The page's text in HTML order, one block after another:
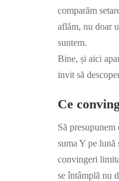
comparăm
aflăm, nu doar
suntem.
Bine, și aici
invit să
Ce
Să
suma Y pe lună
convingeri
se întâmplă nu